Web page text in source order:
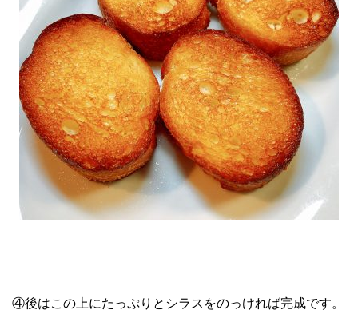
④後はこの上にたっぷりとシラスをのっければ完成です。